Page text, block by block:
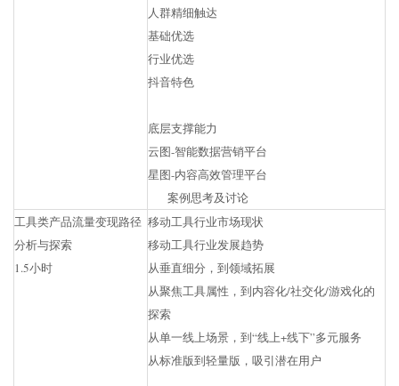
人群精细触达
基础优选
行业优选
抖音特色
底层支撑能力
云图-智能数据营销平台
星图-内容高效管理平台
案例思考及讨论
工具类产品流量变现路径
分析与探索
1.5小时
移动工具行业市场现状
移动工具行业发展趋势
从垂直细分，到领域拓展
从聚焦工具属性，到内容化/社交化/游戏化的
探索
从单一线上场景，到“线上+线下”多元服务
从标准版到轻量版，吸引潜在用户